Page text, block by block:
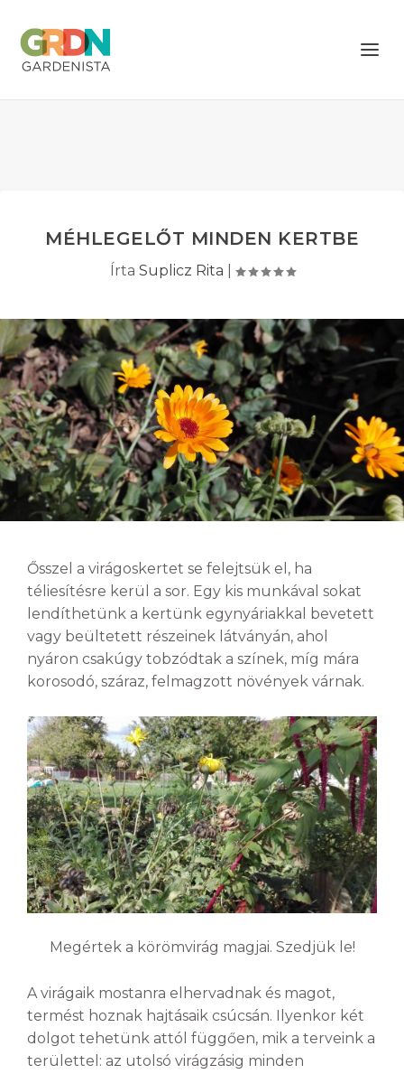
MÉHLEGELŐT MINDEN KERTBE
Írta Suplicz Rita
Ősszel a virágoskertet se felejtsük el, ha
téliesítésre kerül a sor. Egy kis munkával sokat
lendíthetünk a kertünk egynyáriakkal bevetett
vagy beültetett részeinek látványán, ahol
nyáron csakúgy tobzódtak a színek, míg mára
korosodó, száraz, felmagzott növények várnak.
Megértek a körömvirág magjai. Szedjük le!
A virágaik mostanra elhervadnak és magot,
termést hoznak hajtásaik csúcsán. Ilyenkor két
dolgot tehetünk attól függően, mik a terveink a
területtel: az utolsó virágzásig minden